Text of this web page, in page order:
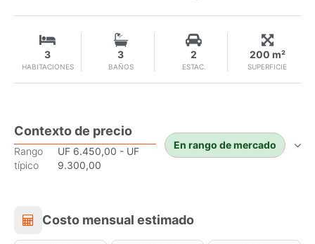
HABITACIONES
3
BAÑOS
3
ESTAC.
2
SUPERFICIE
200 m²
Contexto de precio
Rango
típico
UF 6.450,00 - UF
9.300,00
En rango de mercado
Costo mensual estimado
Costo mensual estimado